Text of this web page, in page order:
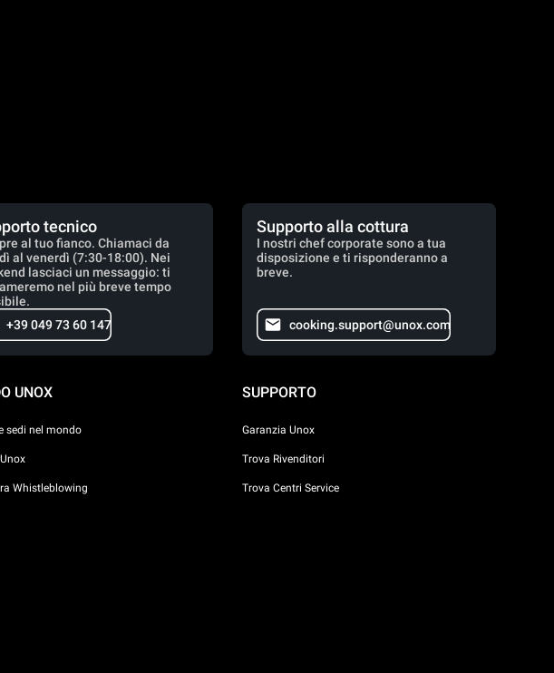
tecnico
al tuo fianco. Chiamaci da
al venerdì (7:30-18:00). Nei
lasciaci un messaggio: ti
nel più breve tempo
+39 049 73 60 147
Supporto alla cottura
I nostri chef corporate sono a tua
disposizione e ti risponderanno a
breve.
cooking.support@unox.com
UNOX
sedi nel mondo
Whistleblowing
SUPPORTO
Garanzia Unox
Trova Rivenditori
Trova Centri Service